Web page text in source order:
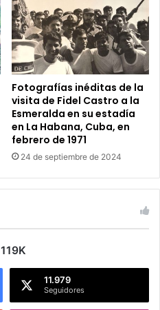
Fotografías inéditas de la
visita de Fidel Castro a la
Esmeralda en su estadía
en La Habana, Cuba, en
febrero de 1971
24 de septiembre de 2024
119K
11.979
Seguidores